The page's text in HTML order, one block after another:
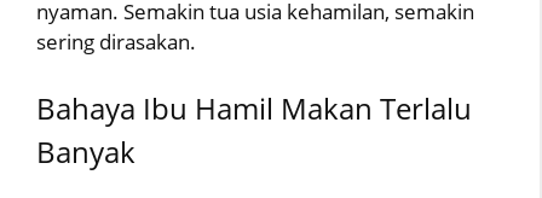
nyaman. Semakin tua usia kehamilan, semakin
sering dirasakan.
Bahaya Ibu Hamil Makan Terlalu
Banyak